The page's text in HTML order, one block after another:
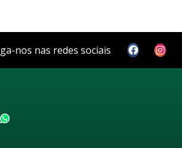
nos nas redes sociais